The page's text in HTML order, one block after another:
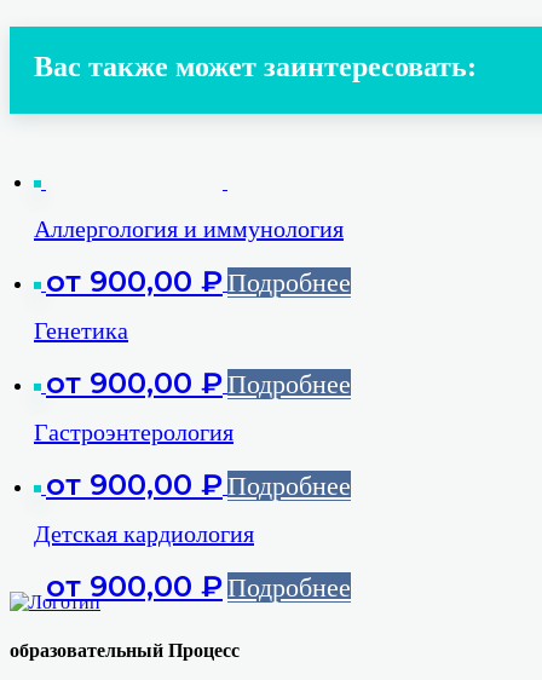
Вас также может заинтересовать:
от 900,00 ₽Подробнее
Аллергология и иммунология
от 900,00 ₽Подробнее
Генетика
от 900,00 ₽Подробнее
Гастроэнтерология
от 900,00 ₽Подробнее
Детская кардиология
образовательный Процесс